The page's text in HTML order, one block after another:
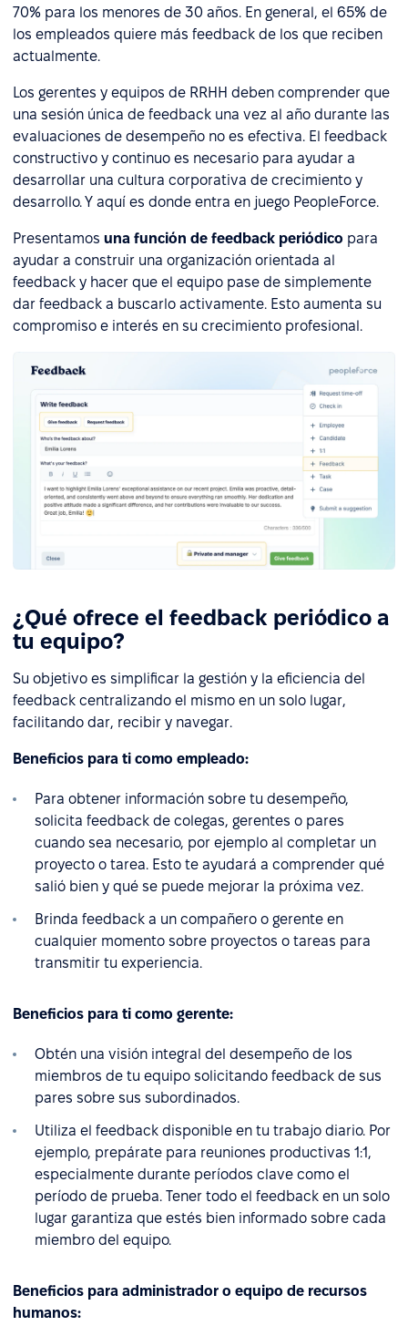
70% para los menores de 30 años. En general, el 65% de
los empleados quiere más feedback de los que reciben
actualmente.
Los gerentes y equipos de RRHH deben comprender que
una sesión única de feedback una vez al año durante las
evaluaciones de desempeño no es efectiva. El feedback
constructivo y continuo es necesario para ayudar a
desarrollar una cultura corporativa de crecimiento y
desarrollo. Y aquí es donde entra en juego PeopleForce.
Presentamos una función de feedback periódico para
ayudar a construir una organización orientada al
feedback y hacer que el equipo pase de simplemente
dar feedback a buscarlo activamente. Esto aumenta su
compromiso e interés en su crecimiento profesional.
¿Qué ofrece el feedback periódico a
tu equipo?
Su objetivo es simplificar la gestión y la eficiencia del
feedback centralizando el mismo en un solo lugar,
facilitando dar, recibir y navegar.
Beneficios para ti como empleado:
Para obtener información sobre tu desempeño,
solicita feedback de colegas, gerentes o pares
cuando sea necesario, por ejemplo al completar un
proyecto o tarea. Esto te ayudará a comprender qué
salió bien y qué se puede mejorar la próxima vez.
Brinda feedback a un compañero o gerente en
cualquier momento sobre proyectos o tareas para
transmitir tu experiencia.
Beneficios para ti como gerente:
Obtén una visión integral del desempeño de los
miembros de tu equipo solicitando feedback de sus
pares sobre sus subordinados.
Utiliza el feedback disponible en tu trabajo diario. Por
ejemplo, prepárate para reuniones productivas 1:1,
especialmente durante períodos clave como el
período de prueba. Tener todo el feedback en un solo
lugar garantiza que estés bien informado sobre cada
miembro del equipo.
Beneficios para administrador o equipo de recursos
humanos: